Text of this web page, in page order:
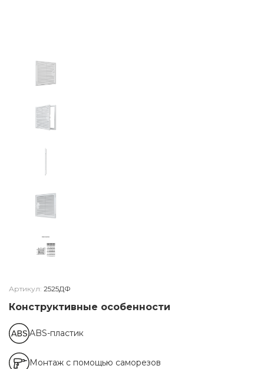
Артикул: 2525ДФ
Конструктивные особенности
ABS-пластик
Монтаж с помощью саморезов